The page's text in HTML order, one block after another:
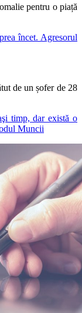
pentru o piață
încet. Agresorul
de un șofer de 28
timp, dar există o
Muncii